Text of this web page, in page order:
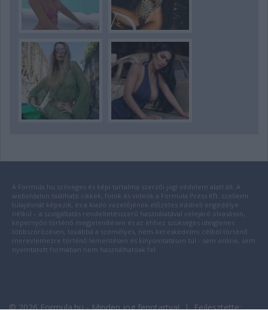
A Formula.hu szöveges és képi tartalma szerzői jogi védelem alatt áll. A
weboldalon található cikkek, fotók és videók a Formula Press Kft. szellemi
tulajdonát képezik, és a kiadó vezetőjének előzetes írásbeli engedélye
nélkül – a szolgáltatás rendeltetésszerű használatával velejáró olvasáson,
képernyőn történő megjelenítésen és az ehhez szükséges ideiglenes
többszörözésen, továbbá a személyes, nem-kereskedelmi célból történő
merevlemezre történő lementésen és kinyomtatáson túl - sem online, sem
nyomtatott formában nem használhatóak fel.
© 2026 Formula.hu - Minden jog fenntartva! | Fejlesztette: